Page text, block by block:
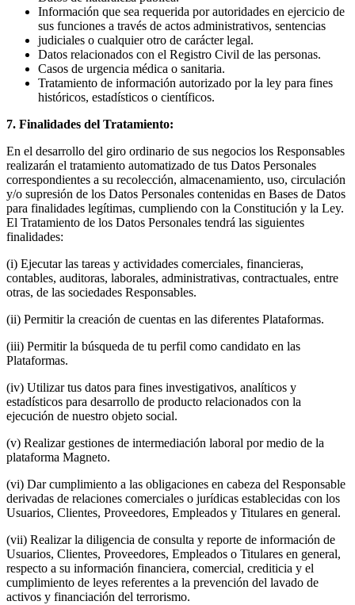
Información que sea requerida por autoridades en ejercicio de
sus funciones a través de actos administrativos, sentencias
judiciales o cualquier otro de carácter legal.
Datos relacionados con el Registro Civil de las personas.
Casos de urgencia médica o sanitaria.
Tratamiento de información autorizado por la ley para fines
históricos, estadísticos o científicos.
7. Finalidades del Tratamiento:
En el desarrollo del giro ordinario de sus negocios los Responsables
realizarán el tratamiento automatizado de tus Datos Personales
correspondientes a su recolección, almacenamiento, uso, circulación
y/o supresión de los Datos Personales contenidas en Bases de Datos
para finalidades legítimas, cumpliendo con la Constitución y la Ley.
El Tratamiento de los Datos Personales tendrá las siguientes
finalidades:
(i) Ejecutar las tareas y actividades comerciales, financieras,
contables, auditoras, laborales, administrativas, contractuales, entre
otras, de las sociedades Responsables.
(ii) Permitir la creación de cuentas en las diferentes Plataformas.
(iii) Permitir la búsqueda de tu perfil como candidato en las
Plataformas.
(iv) Utilizar tus datos para fines investigativos, analíticos y
estadísticos para desarrollo de producto relacionados con la
ejecución de nuestro objeto social.
(v) Realizar gestiones de intermediación laboral por medio de la
plataforma Magneto.
(vi) Dar cumplimiento a las obligaciones en cabeza del Responsable
derivadas de relaciones comerciales o jurídicas establecidas con los
Usuarios, Clientes, Proveedores, Empleados y Titulares en general.
(vii) Realizar la diligencia de consulta y reporte de información de
Usuarios, Clientes, Proveedores, Empleados o Titulares en general,
respecto a su información financiera, comercial, crediticia y el
cumplimiento de leyes referentes a la prevención del lavado de
activos y financiación del terrorismo.